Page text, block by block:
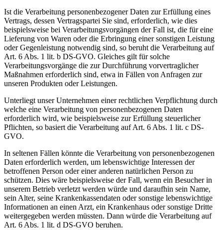
Ist die Verarbeitung personenbezogener Daten zur Erfüllung eines
Vertrags, dessen Vertragspartei Sie sind, erforderlich, wie dies
beispielsweise bei Verarbeitungsvorgängen der Fall ist, die für eine
Lieferung von Waren oder die Erbringung einer sonstigen Leistung
oder Gegenleistung notwendig sind, so beruht die Verarbeitung auf
Art. 6 Abs. 1 lit. b DS-GVO. Gleiches gilt für solche
Verarbeitungsvorgänge die zur Durchführung vorvertraglicher
Maßnahmen erforderlich sind, etwa in Fällen von Anfragen zur
unseren Produkten oder Leistungen.
Unterliegt unser Unternehmen einer rechtlichen Verpflichtung durch
welche eine Verarbeitung von personenbezogenen Daten
erforderlich wird, wie beispielsweise zur Erfüllung steuerlicher
Pflichten, so basiert die Verarbeitung auf Art. 6 Abs. 1 lit. c DS-
GVO.
In seltenen Fällen könnte die Verarbeitung von personenbezogenen
Daten erforderlich werden, um lebenswichtige Interessen der
betroffenen Person oder einer anderen natürlichen Person zu
schützen. Dies wäre beispielsweise der Fall, wenn ein Besucher in
unserem Betrieb verletzt werden würde und daraufhin sein Name,
sein Alter, seine Krankenkassendaten oder sonstige lebenswichtige
Informationen an einen Arzt, ein Krankenhaus oder sonstige Dritte
weitergegeben werden müssten. Dann würde die Verarbeitung auf
Art. 6 Abs. 1 lit. d DS-GVO beruhen.